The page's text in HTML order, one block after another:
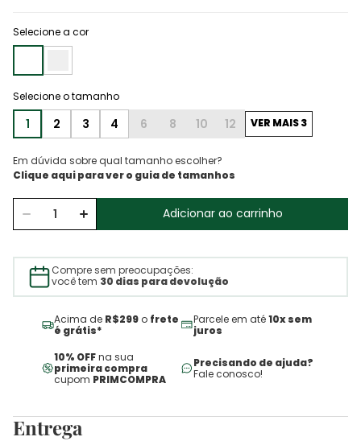
Selecione a cor
1 2 3 4 6 8 10 12 VER MAIS 3
Em dúvida sobre qual tamanho escolher?
Adicionar ao carrinho
Compre sem preocupações:
você tem 30 dias para devolução
Acima de R$299 o frete
é grátis*
Parcele em até10x sem
juros
10% OFFna sua
primeira compra
cupom PRIMCOMPRA
Precisando de ajuda?
Fale conosco!
Entrega